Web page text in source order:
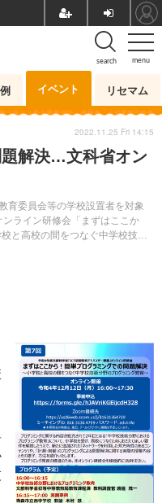
menu
search
イベント リセマム
解決…文科省オン
育委員会等の学校設置者を対象
ライン研修会「まずはここか
と高校の間をつなぐ中学校技術
2022.11.25 Fri 14:15